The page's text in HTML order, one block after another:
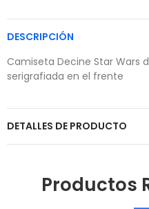
DESCRIPCIÓN
Camiseta Decine Star Wars
serigrafiada en el frente
DETALLES DE PRODUCTO
Productos